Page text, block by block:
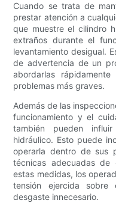
Cuando se trata de
prestar atención a
que muestre el cilindro
extraños durante el
levantamiento desigual.
de advertencia de un
abordarlas
problemas más graves.
Además de las
funcionamiento y el
también pueden
hidráulico. Esto puede
operarla dentro de sus
técnicas adecuadas de
estas medidas, los
tensión ejercida
desgaste innecesario.